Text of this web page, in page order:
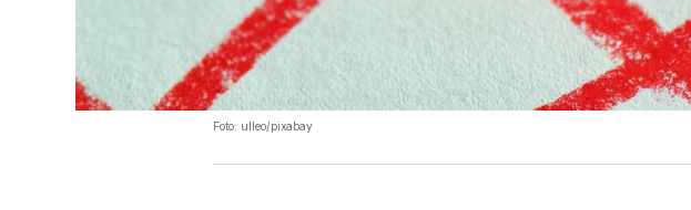
Foto: ulleo/pixabay